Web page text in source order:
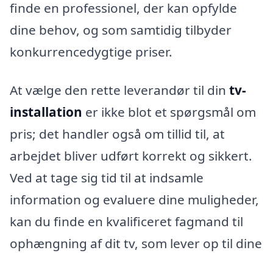
finde en professionel, der kan opfylde
dine behov, og som samtidig tilbyder
konkurrencedygtige priser.
At vælge den rette leverandør til din tv-
installation er ikke blot et spørgsmål om
pris; det handler også om tillid til, at
arbejdet bliver udført korrekt og sikkert.
Ved at tage sig tid til at indsamle
information og evaluere dine muligheder,
kan du finde en kvalificeret fagmand til
ophængning af dit tv, som lever op til dine